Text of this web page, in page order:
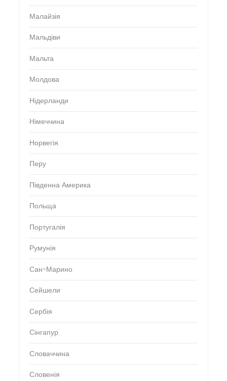
Малайзія
Мальдіви
Мальта
Молдова
Нідерланди
Німеччина
Норвегія
Перу
Південна Америка
Польща
Португалія
Румунія
Сан-Марино
Сейшели
Сербія
Сінгапур
Словаччина
Словенія